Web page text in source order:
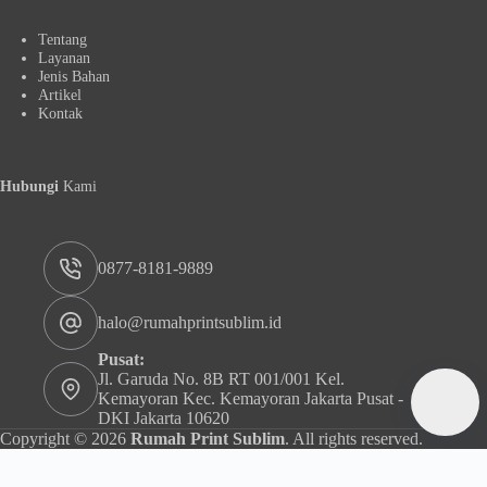
Tentang
Layanan
Jenis Bahan
Artikel
Kontak
Hubungi Kami
0877-8181-9889
halo@rumahprintsublim.id
Pusat:
Jl. Garuda No. 8B RT 001/001 Kel.
Kemayoran Kec. Kemayoran Jakarta Pusat -
DKI Jakarta 10620
Copyright © 2026 Rumah Print Sublim. All rights reserved.